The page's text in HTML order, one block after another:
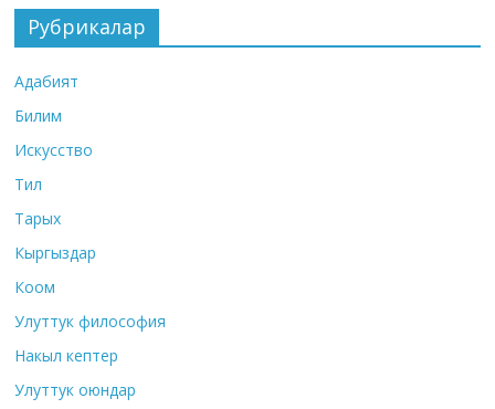
Рубрикалар
Адабият
Билим
Искусство
Тил
Тарых
Кыргыздар
Коом
Улуттук философия
Накыл кептер
Улуттук оюндар